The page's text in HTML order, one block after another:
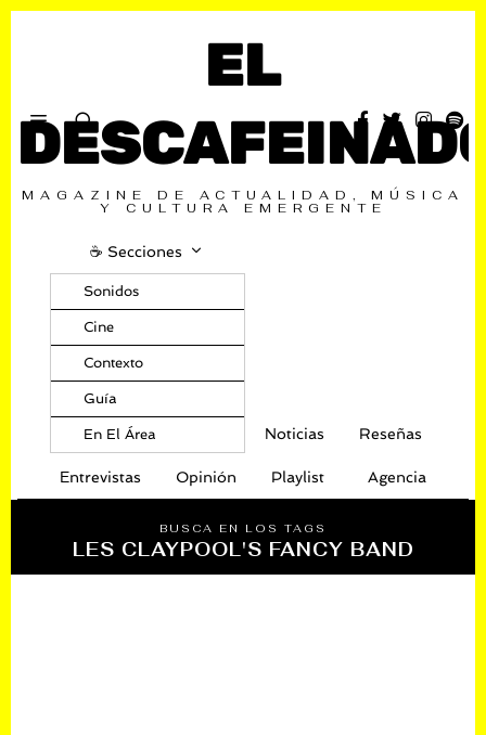
EL
MAGAZINE DE ACTUALIDAD, MÚSICA
Y CULTURA EMERGENTE
☕️ Secciones
Sonidos
Cine
Contexto
Guía
En El Área Noticias Reseñas
Entrevistas Opinión Playlist Agencia
BUSCA EN LOS TAGS
LES CLAYPOOL'S FANCY BAND